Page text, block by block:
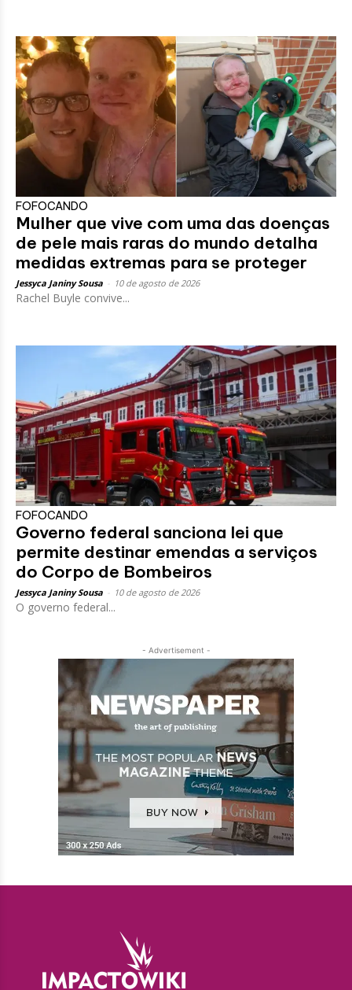
FOFOCANDO
Mulher que vive com uma das doenças
de pele mais raras do mundo detalha
medidas extremas para se proteger
Jessyca Janiny Sousa 10 de agosto de 2026
Rachel Buyle convive...
FOFOCANDO
Governo federal sanciona lei que
permite destinar emendas a serviços
do Corpo de Bombeiros
Jessyca Janiny Sousa 10 de agosto de 2026
O governo federal...
- Advertisement -